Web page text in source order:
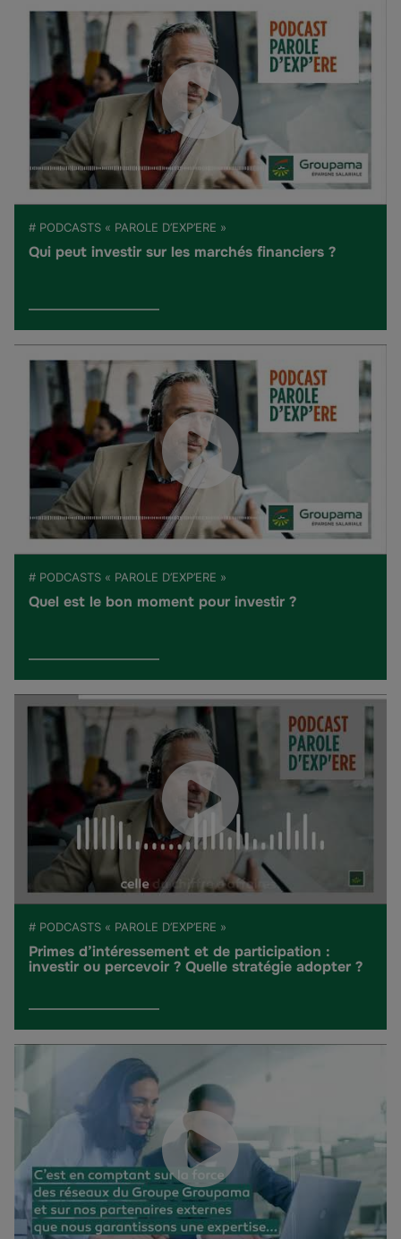
# PODCASTS « PAROLE D’EXP’ERE »
Qui peut investir sur les marchés financiers ?
# PODCASTS « PAROLE D’EXP’ERE »
Quel est le bon moment pour investir ?
# PODCASTS « PAROLE D’EXP’ERE »
Primes d’intéressement et de participation :
investir ou percevoir ? Quelle stratégie adopter ?